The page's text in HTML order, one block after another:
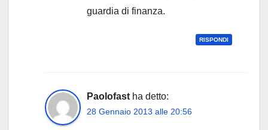
guardia di finanza.
RISPONDI
Paolofast ha detto:
28 Gennaio 2013 alle 20:56